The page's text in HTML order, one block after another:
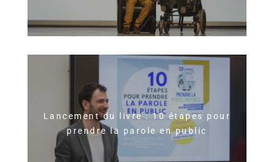
Lancement du livre : 10 étapes pour
prendre la parole en public